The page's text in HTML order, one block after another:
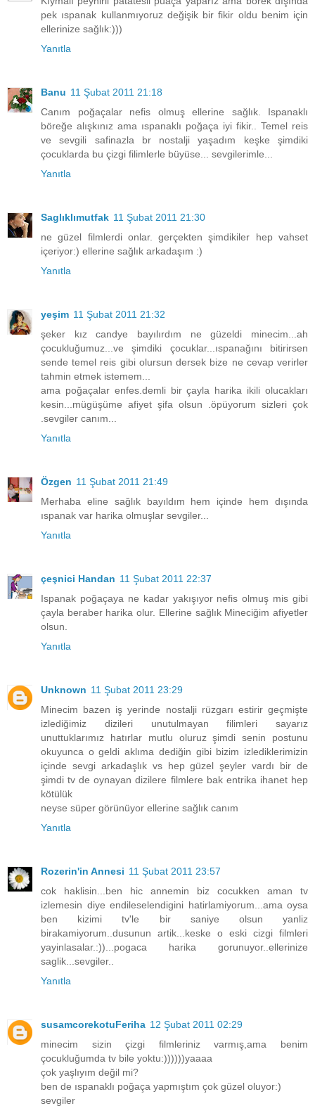
pek ıspanak kullanmıyoruz değişik bir fikir oldu benim için
ellerinize sağlık:)))
Yanıtla
Banu 11 Şubat 2011 21:18
Canım poğaçalar nefis olmuş ellerine sağlık. Ispanaklı
böreğe alışkınız ama ıspanaklı poğaça iyi fikir.. Temel reis
ve sevgili safinazla br nostalji yaşadım keşke şimdiki
çocuklarda bu çizgi filimlerle büyüse... sevgilerimle...
Yanıtla
Saglıklımutfak 11 Şubat 2011 21:30
ne güzel filmlerdi onlar. gerçekten şimdikiler hep vahset
içeriyor:) ellerine sağlık arkadaşım :)
Yanıtla
yeşim 11 Şubat 2011 21:32
şeker kız candye bayılırdım ne güzeldi minecim...ah
çocukluğumuz...ve şimdiki çocuklar...ıspanağını bitirirsen
sende temel reis gibi olursun dersek bize ne cevap verirler
tahmin etmek istemem...
ama poğaçalar enfes.demli bir çayla harika ikili olucakları
kesin...mügüşüme afiyet şifa olsun .öpüyorum sizleri çok
.sevgiler canım...
Yanıtla
Özgen 11 Şubat 2011 21:49
Merhaba eline sağlık bayıldım hem içinde hem dışında
ıspanak var harika olmuşlar sevgiler...
Yanıtla
çeşnici Handan 11 Şubat 2011 22:37
Ispanak poğaçaya ne kadar yakışıyor nefis olmuş mis gibi
çayla beraber harika olur. Ellerine sağlık Mineciğim afiyetler
olsun.
Yanıtla
Unknown 11 Şubat 2011 23:29
Minecim bazen iş yerinde nostalji rüzgarı estirir geçmişte
izlediğimiz dizileri unutulmayan filimleri sayarız
unuttuklarımız hatırlar mutlu oluruz şimdi senin postunu
okuyunca o geldi aklıma dediğin gibi bizim izlediklerimizin
içinde sevgi arkadaşlık vs hep güzel şeyler vardı bir de
şimdi tv de oynayan dizilere filmlere bak entrika ihanet hep
kötülük
neyse süper görünüyor ellerine sağlık canım
Yanıtla
Rozerin'in Annesi 11 Şubat 2011 23:57
cok haklisin...ben hic annemin biz cocukken aman tv
izlemesin diye endileselendigini hatirlamiyorum...ama oysa
ben kizimi tv'le bir saniye olsun yanliz
birakamiyorum..dusunun artik...keske o eski cizgi filmleri
yayinlasalar.:))...pogaca harika gorunuyor..ellerinize
saglik...sevgiler..
Yanıtla
susamcorekotuFeriha 12 Şubat 2011 02:29
minecim sizin çizgi filmleriniz varmış,ama benim
çocukluğumda tv bile yoktu:))))))yaaaa
çok yaşlıyım değil mi?
ben de ıspanaklı poğaça yapmıştım çok güzel oluyor:)
sevgiler